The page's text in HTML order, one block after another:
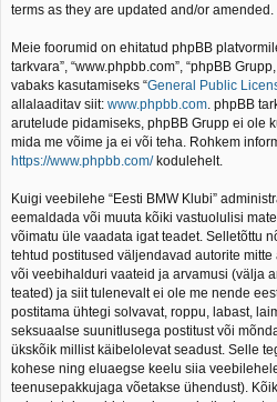
terms as they are updated and/or amended.
Meie foorumid on ehitatud phpBB
tarkvara”, “www.phpbb.com”, “phpBB
vabaks kasutamiseks “General Public
allalaaditav siit: www.phpbb.com . phpBB
arutelude pidamiseks, phpBB Grupp ei ole
mida me võime ja ei või teha. Rohkem
https://www.phpbb.com/kodulehelt.
Kuigi veebilehe “Eesti BMW Klubi”
eemaldada või muuta kõiki vastuolulisi
võimatu üle vaadata igat teadet. Selletõttu
tehtud postitused väljendavad autorite
või veebihalduri vaateid ja arvamusi (välja
teated) ja siit tulenevalt ei ole me nende
postitama ühtegi solvavat, roppu, labast,
seksuaalse suunitlusega postitust või
ükskõik millist käibelolevat seadust. Selle
kohese ning eluaegse keelu siia
teenusepakkujaga võetakse ühendust).